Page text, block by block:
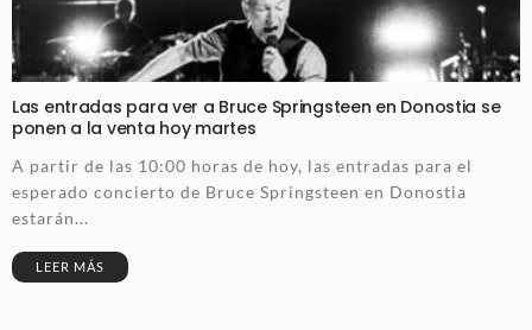
Las entradas para ver a Bruce Springsteen en Donostia se
ponen a la venta hoy martes
A partir de las 10:00 horas de hoy, las entradas para el
esperado concierto de Bruce Springsteen en Donostia
estarán...
LEER MÁS